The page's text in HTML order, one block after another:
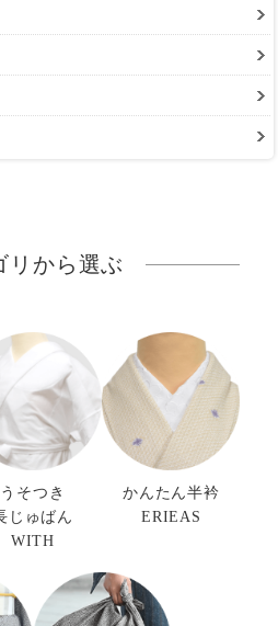
リから選ぶ
うそつき
じゅばん
WITH
かんたん半衿
ERIEAS